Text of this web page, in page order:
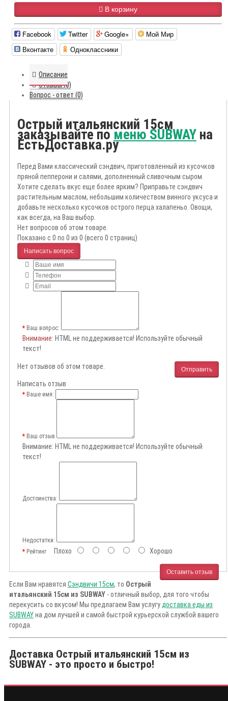
В корзину
Facebook Twitter Google+
Мой Мир
Вконтакте
Одноклассники
Описание
Отзывы (0)
Вопрос - ответ (0)
Острый итальянский 15см
заказывайте поменю SUBWAY на
ЕстьДоставка.ру
Перед Вами классический сэндвич, приготовленный из кусочков
пряной пепперони и салями, дополненный сливочным сыром.
Хотите сделать вкус еще более ярким? Приправьте сэндвич
растительным маслом, небольшим количеством винного уксуса и
добавьте несколько кусочков острого перца халапеньо. Овощи,
как всегда, на Ваш выбор.
Нет вопросов об этом товаре.
Показано с 0 по 0 из 0 (всего 0 страниц)
Написать вопрос
Ваш вопрос:
Внимание: HTML не поддерживается! Используйте обычный
текст!
Отправить
Нет отзывов об этом товаре.
Написать отзыв
Ваше имя:
Ваш отзыв
Внимание: HTML не поддерживается! Используйте обычный
текст!
Достоинства:
Недостатки:
РейтингПлохо Хорошо
Оставить отзыв
Если Вам нравятся Сэндвичи 15см, то Острый
итальянский 15см из SUBWAY - отличный выбор, для того чтобы
перекусить со вкусом! Мы предлагаем Вам услугу доставка еды из
SUBWAYна дом лучшей и самой быстрой курьерской службой вашего
города.
Доставка Острый итальянский 15см из
SUBWAY - это просто и быстро!